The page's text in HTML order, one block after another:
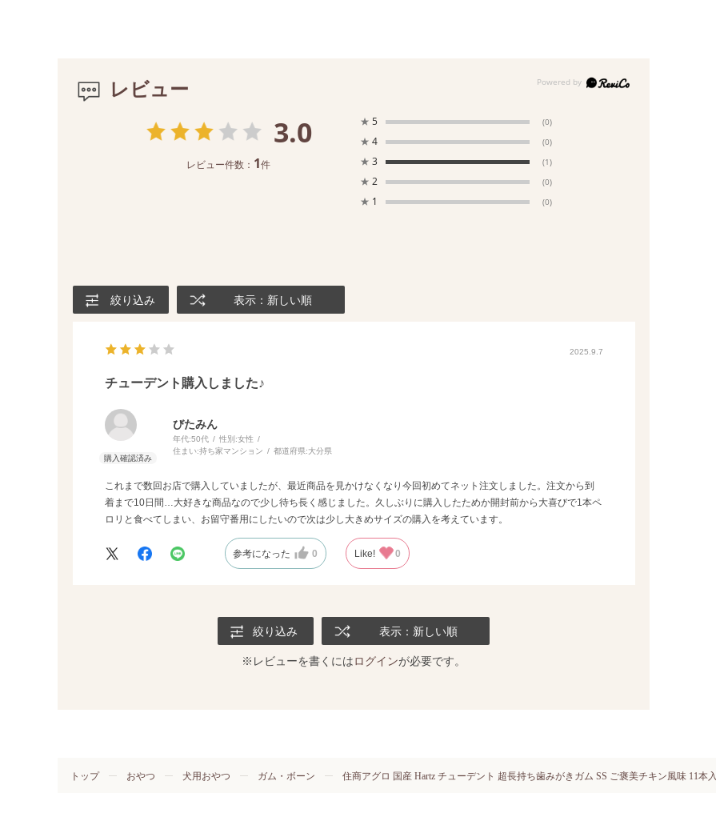
レビュー
3.0
レビュー件数： 1件
★ 5 (0)
★ 4 (0)
★ 3 (1)
★ 2 (0)
★ 1 (0)
絞り込み 表示：新しい順
2025.9.7
チューデント購入しました♪
びたみん
年代:50代 性別:女性
住まい:持ち家マンション 都道府県:大分県
これまで数回お店で購入していましたが、最近商品を見かけなくなり今回初めてネット注文しました。注文から到
着まで10日間…大好きな商品なので少し待ち長く感じました。久しぶりに購入したためか開封前から大喜びで1本ペ
ロリと食べてしまい、お留守番用にしたいので次は少し大きめサイズの購入を考えています。
参考になった 0 Like! 0
絞り込み 表示：新しい順
※レビューを書くにはログインが必要です。
トップ おやつ 犬用おやつ ガム・ボーン 住商アグロ 国産 Hartz チューデント 超長持ち歯みがきガム SS ご褒美チキン風味 11本入